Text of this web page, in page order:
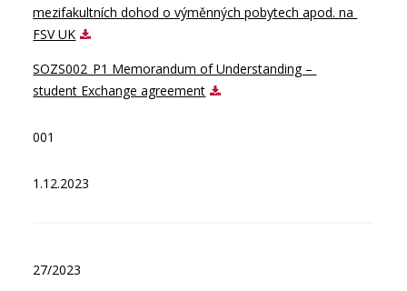
mezifakultních dohod o výměnných pobytech apod. na
FSV UK
SOZS002_P1 Memorandum of Understanding –
student Exchange agreement
001
1.12.2023
27/2023